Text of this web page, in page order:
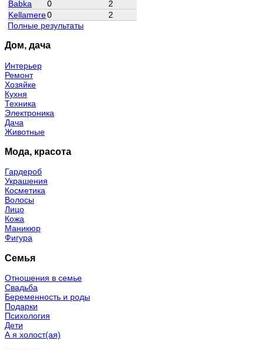
Babka
0
2
Kellamere0
2
Полные результаты
Дом, дача
Интерьер
Ремонт
Хозяйке
Кухня
Техника
Электроника
Дача
Животные
Мода, красота
Гардероб
Украшения
Косметика
Волосы
Лицо
Кожа
Маникюр
Фигура
Семья
Отношения в семье
Свадьба
Беременность и роды
Подарки
Психология
Дети
А я холост(ая)